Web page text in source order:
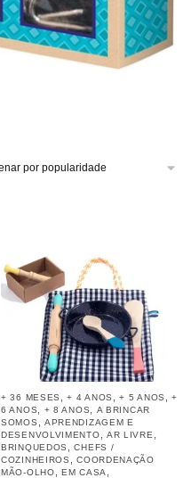
+ 36 MESES ,+ 4 ANOS ,+ 5 ANOS ,+
6 ANOS
+ 8 ANOS
A BRINCAR
SOMOS
APRENDIZAGEM E
DESENVOLVIMENTO
AR LIVRE
BRINQUEDOS ,CHEFS /
COZINHEIROS
,COORDENAÇÃO
MÃO-OLHO
,EM CASA